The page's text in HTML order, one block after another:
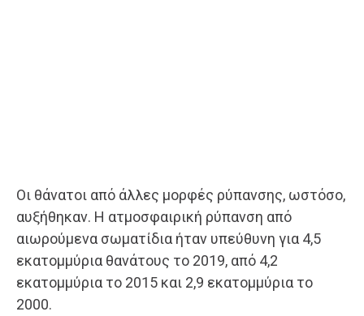
Οι θάνατοι από άλλες μορφές ρύπανσης, ωστόσο,
αυξήθηκαν. Η ατμοσφαιρική ρύπανση από
αιωρούμενα σωματίδια ήταν υπεύθυνη για 4,5
εκατομμύρια θανάτους το 2019, από 4,2
εκατομμύρια το 2015 και 2,9 εκατομμύρια το
2000.